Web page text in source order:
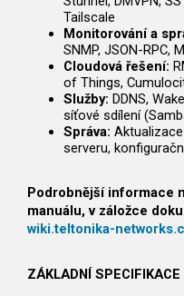
Tailscale
Monitorování a
SNMP, JSON-RPC,
Cloudová řešení:
of Things,
Služby: DDNS,
síťové sdílení
Správa:
serveru,
Podrobnější informace
manuálu, v záložce
wiki.teltonika-
ZÁKLADNÍ SPECIFIKACE